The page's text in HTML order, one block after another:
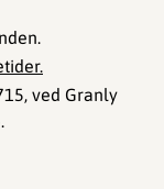
ved Granly